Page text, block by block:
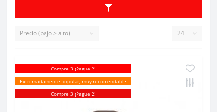
Compre 3 ¡Pague 2!
Extremadamente popular, muy recomendable
Compre 3 ¡Pague 2!